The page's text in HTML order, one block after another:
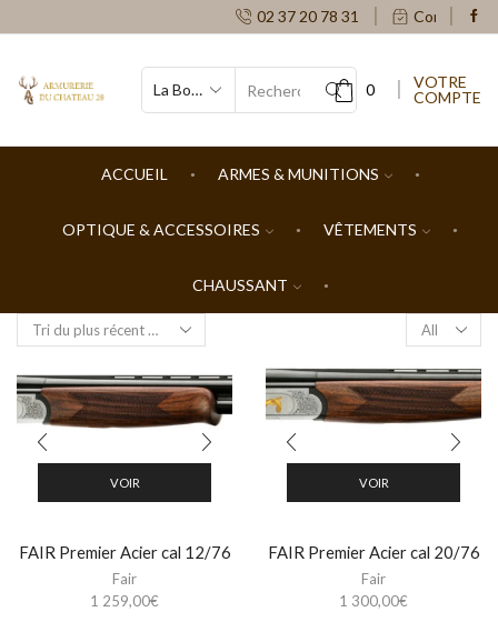
02 37 20 78 31 Contacts
SEARCH
0
VOTRE
COMPTE
ACCUEIL ARMES & MUNITIONS
OPTIQUE & ACCESSOIRES VÊTEMENTS
CHAUSSANT
Products
per
VOIR
FAIR Premier Acier cal 12/76
Fair
1 259,00€
VOIR
FAIR Premier Acier cal 20/76
Fair
1 300,00€